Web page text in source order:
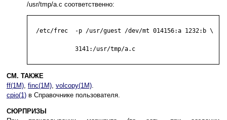
/usr/tmp/a.c соответственно:
  /etc/frec  -p /usr/guest /dev/mt 014156:a 1232:b \
             3141:/usr/tmp/a.c
СМ. ТАКЖЕ
ff(1M), finc(1M), volcopy(1M).
cpio(1) в Справочнике пользователя.
СЮРПРИЗЫ